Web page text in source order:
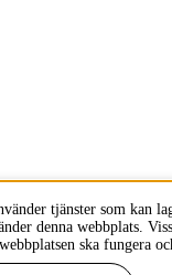
tjänster som kan
denna webbplats.
ska fungera